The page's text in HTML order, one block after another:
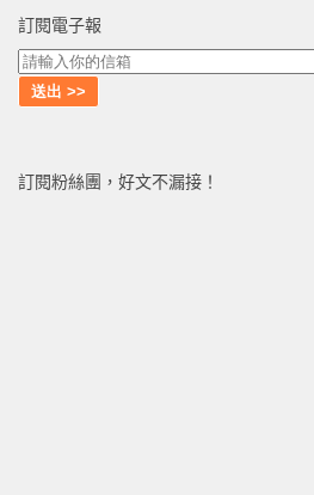
訂閱電子報
訂閱粉絲團，好文不漏接！